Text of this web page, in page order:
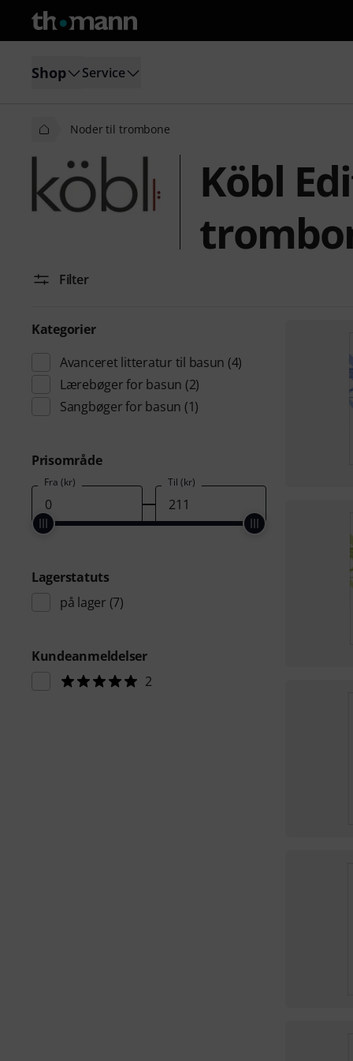
Shop Service
Noder til trombone
Köbl
Filter
Kategorier
Avanceret litteratur til basun (4)
Lærebøger for basun (2)
Sangbøger for basun (1)
Prisområde
Fra (kr) Til (kr)
Lagerstatuts
på lager (7)
Kundeanmeldelser
2